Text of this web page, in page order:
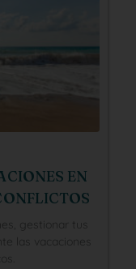
EN
gestionar tus
las vacaciones